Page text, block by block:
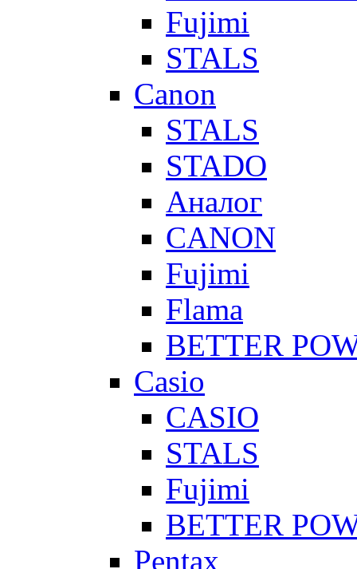
Fujimi
STALS
Canon
STALS
STADO
Аналог
CANON
Fujimi
Flama
BETTER
Casio
CASIO
STALS
Fujimi
BETTER
Pentax